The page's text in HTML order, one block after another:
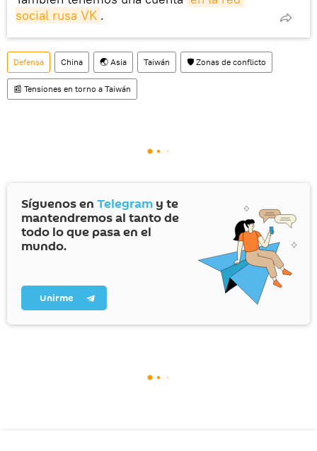
social rusa VK .
Defensa China 🌏 Asia Taiwán 🛡️ Zonas de conflicto
📰 Tensiones en torno a Taiwán
Síguenos en Telegram y te
mantendremos al tanto de
todo lo que pasa en el
mundo.
Unirme